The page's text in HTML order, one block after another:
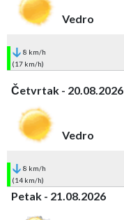
Vedro
8 km/h
(17 km/h)
Četvrtak - 20.08.2026
Vedro
8 km/h
(14 km/h)
Petak - 21.08.2026